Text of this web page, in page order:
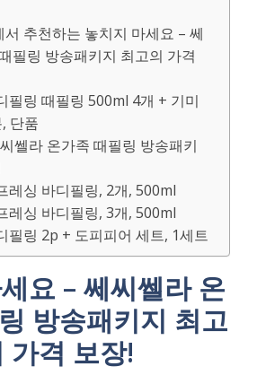
추천하는 놓치지 마세요 – 쎄
필링 방송패키지 최고의 가격
필링 때필링 500ml 4개 + 기미
단품
쎌라 온가족 때필링 방송패키
레싱 바디필링, 2개, 500ml
레싱 바디필링, 3개, 500ml
필링 2p + 도피피어 세트, 1세트
요 – 쎄씨쎌라 온
방송패키지 최고
가격 보장!